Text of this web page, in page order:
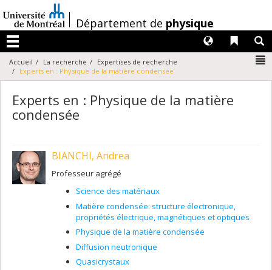
au
contenu
/Département de physique
Menu
Liens
Langues
Accueil La recherche
Expertises de recherche
Experts en : Physique de la matière condensée
Experts en : Physique de la matière
condensée
BIANCHI, Andrea
Professeur agrégé
Science des matériaux
Matière condensée: structure électronique,
propriétés électrique, magnétiques et optiques
Physique de la matière condensée
Diffusion neutronique
Quasicrystaux